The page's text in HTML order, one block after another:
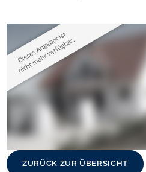
ZURÜCK ZUR ÜBERSICHT